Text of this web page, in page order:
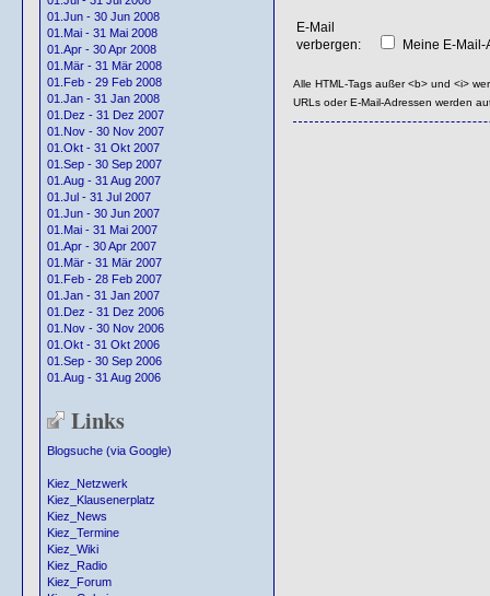
01.Jun - 30 Jun 2008
01.Mai - 31 Mai 2008
01.Apr - 30 Apr 2008
01.Mär - 31 Mär 2008
01.Feb - 29 Feb 2008
01.Jan - 31 Jan 2008
01.Dez - 31 Dez 2007
01.Nov - 30 Nov 2007
01.Okt - 31 Okt 2007
01.Sep - 30 Sep 2007
01.Aug - 31 Aug 2007
01.Jul - 31 Jul 2007
01.Jun - 30 Jun 2007
01.Mai - 31 Mai 2007
01.Apr - 30 Apr 2007
01.Mär - 31 Mär 2007
01.Feb - 28 Feb 2007
01.Jan - 31 Jan 2007
01.Dez - 31 Dez 2006
01.Nov - 30 Nov 2006
01.Okt - 31 Okt 2006
01.Sep - 30 Sep 2006
01.Aug - 31 Aug 2006
Links
Blogsuche (via Google)
Kiez_Netzwerk
Kiez_Klausenerplatz
Kiez_News
Kiez_Termine
Kiez_Wiki
Kiez_Radio
Kiez_Forum
E-Mail
verbergen:
Meine E-
Alle HTML-Tags außer <b> und <i>
URLs oder E-Mail-Adressen werden